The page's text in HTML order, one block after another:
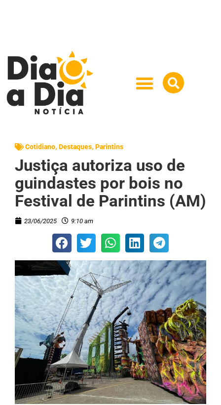
Cotidiano, Destaques, Parintins
Justiça autoriza uso de
guindastes por bois no
Festival de Parintins (AM)
23/06/2025 9:10 am